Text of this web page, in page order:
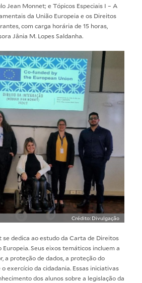
Jean Monnet; e Tópicos Especiais I – A
da União Europeia e os Direitos
com carga horária de 15 horas,
Jânia M. Lopes Saldanha.
Crédito: Divulgação
dedica ao estudo da Carta de Direitos
Europeia. Seus eixos temáticos incluem a
a proteção de dados, a proteção do
exercício da cidadania. Essas iniciativas
dos alunos sobre a legislação da